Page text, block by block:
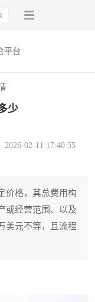
平台
少
2026-02-11 17:40:55
价格，其总费用构
或经营范围、以及
美元不等，且流程